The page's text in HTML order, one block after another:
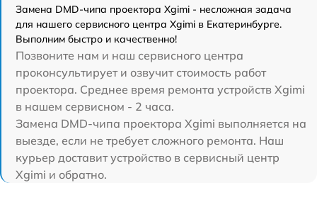
Замена DMD-чипа проектора Xgimi - несложная задача
для нашего сервисного центра Xgimi в Екатеринбурге.
Выполним быстро и качественно!
Позвоните нам и наш сервисного центра
проконсультирует и озвучит стоимость работ
проектора. Среднее время ремонта устройств Xgimi
в нашем сервисном - 2 часа.
Замена DMD-чипа проектора Xgimi выполняется на
выезде, если не требует сложного ремонта. Наш
курьер доставит устройство в сервисный центр
Xgimi и обратно.